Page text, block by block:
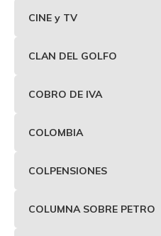
CINE y TV
CLAN DEL GOLFO
COBRO DE IVA
COLOMBIA
COLPENSIONES
COLUMNA SOBRE PETRO